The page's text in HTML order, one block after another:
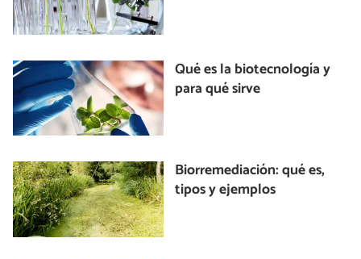
Qué es la biotecnología y
para qué sirve
Biorremediación: qué es,
tipos y ejemplos